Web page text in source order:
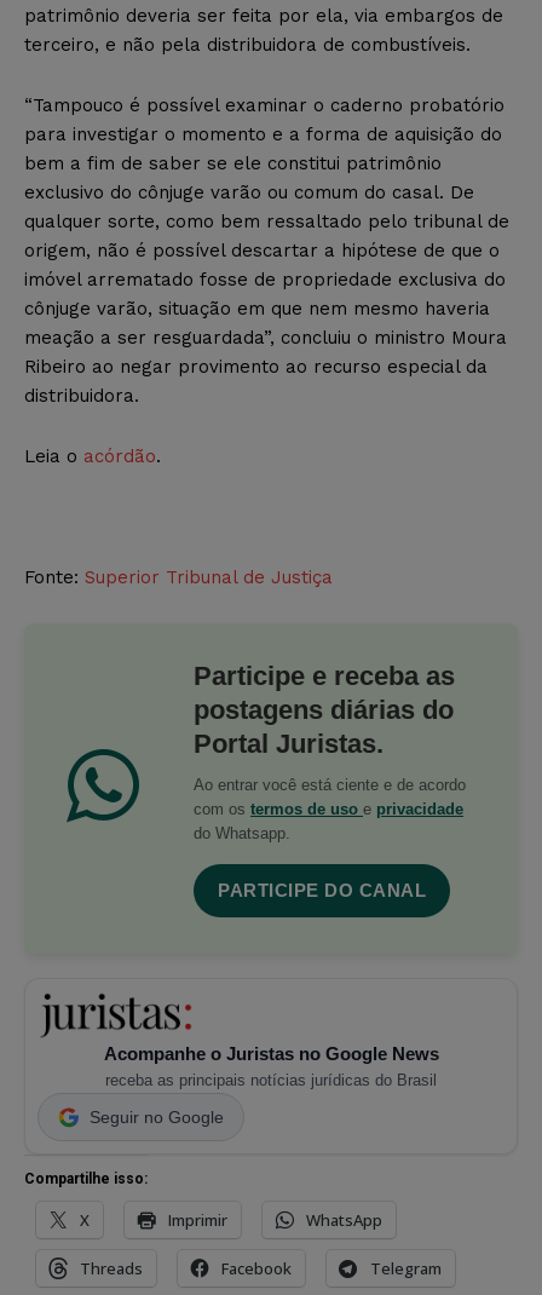
patrimônio deveria ser feita por ela, via embargos de
terceiro, e não pela distribuidora de combustíveis.
“Tampouco é possível examinar o caderno probatório
para investigar o momento e a forma de aquisição do
bem a fim de saber se ele constitui patrimônio
exclusivo do cônjuge varão ou comum do casal. De
qualquer sorte, como bem ressaltado pelo tribunal de
origem, não é possível descartar a hipótese de que o
imóvel arrematado fosse de propriedade exclusiva do
cônjuge varão, situação em que nem mesmo haveria
meação a ser resguardada”, concluiu o ministro Moura
Ribeiro ao negar provimento ao recurso especial da
distribuidora.
Leia o acórdão.
Fonte: Superior Tribunal de Justiça
Participe e receba as
postagens diárias do
Portal Juristas.
Ao entrar você está ciente e de acordo
com os termos de uso e privacidade
do Whatsapp.
PARTICIPE DO CANAL
Acompanhe o Juristas no Google News
receba as principais notícias jurídicas do Brasil
Seguir no Google
Compartilhe isso:
X Imprimir WhatsApp
Threads Facebook Telegram